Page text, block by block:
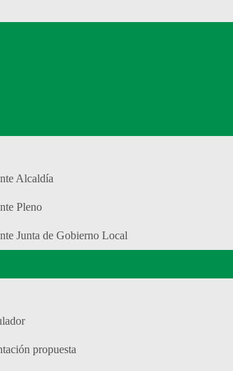
Alcaldía
Pleno
Junta de Gobierno Local
propuesta